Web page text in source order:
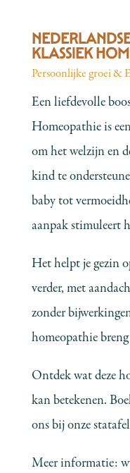
KLASSIEK
Persoonlijke groei &
Een liefdevolle
Homeopathie is
om het welzijn en
kind te
baby tot
aanpak stimuleert
Het helpt je gezin
verder, met
zonder
homeopathie
Ontdek wat deze
kan betekenen.
ons bij onze
Meer informatie: